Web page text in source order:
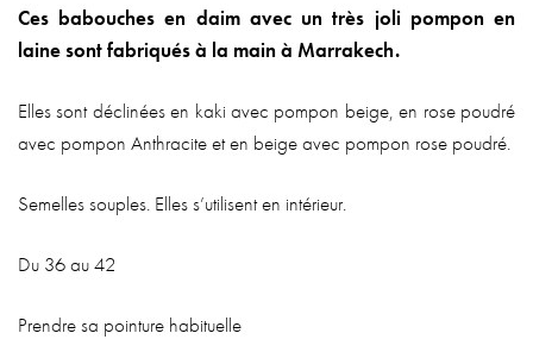
Ces babouches en daim avec un très joli pompon en
laine sont fabriqués à la main à Marrakech.
Elles sont déclinées en kaki avec pompon beige, en rose poudré
avec pompon Anthracite et en beige avec pompon rose poudré.
Semelles souples. Elles s’utilisent en intérieur.
Du 36 au 42
Prendre sa pointure habituelle